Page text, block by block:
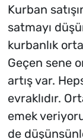
Kurban
satmayı
kurbanlık
Geçen sene
artış var.
evraklıdır.
emek
de